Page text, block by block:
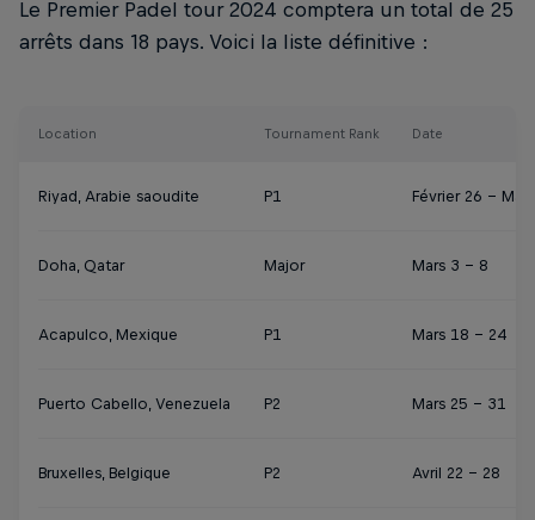
Le Premier Padel tour 2024 comptera un total de 25
arrêts dans 18 pays. Voici la liste définitive :
Location Tournament Rank Date
Riyad, Arabie saoudite P1 Février 26 –
Doha, Qatar Major Mars 3 - 8
Acapulco, Mexique P1 Mars 18 - 24
Puerto Cabello, Venezuela P2 Mars 25 - 31
Bruxelles, Belgique P2 Avril 22 - 28